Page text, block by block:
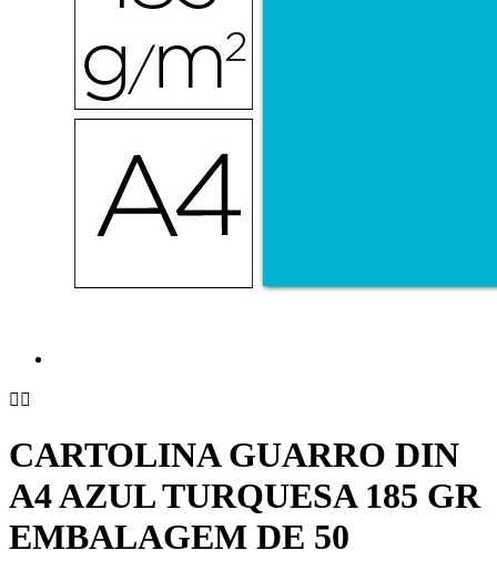
 
CARTOLINA GUARRO DIN
A4 AZUL TURQUESA 185 GR
EMBALAGEM DE 50